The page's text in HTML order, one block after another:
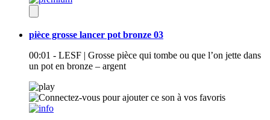
pièce grosse lancer pot bronze 03
00:01 - LESF | Grosse pièce qui tombe ou que l’on jette dans
un pot en bronze – argent